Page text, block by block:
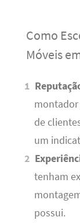
Como
Móveis
montador
de
um
tenham
possui.